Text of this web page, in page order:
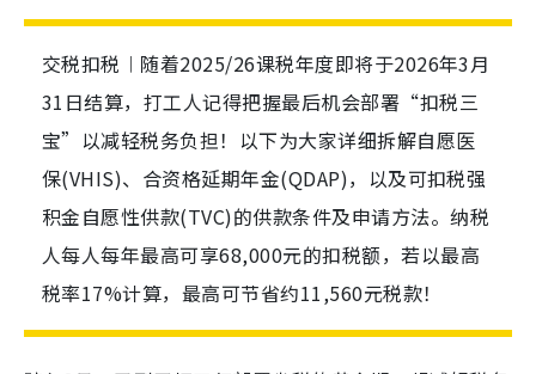
交税扣税︱随着2025/26课税年度即将于2026年3月
31日结算，打工人记得把握最后机会部署“扣税三
宝”以减轻税务负担！以下为大家详细拆解自愿医
保(VHIS)、合资格延期年金(QDAP)，以及可扣税强
积金自愿性供款(TVC)的供款条件及申请方法。纳税
人每人每年最高可享68,000元的扣税额，若以最高
税率17%计算，最高可节省约11,560元税款！